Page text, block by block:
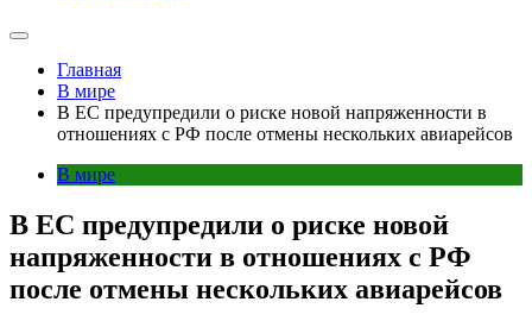
Главная
В мире
В ЕС предупредили о риске новой напряженности в
отношениях с РФ после отмены нескольких авиарейсов
В мире
В ЕС предупредили о риске новой
напряженности в отношениях с РФ
после отмены нескольких авиарейсов